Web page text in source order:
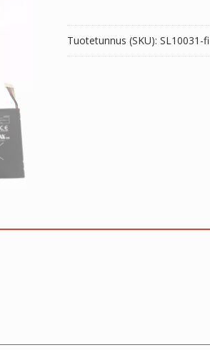
Tuotetunnus (SKU): SL10031-